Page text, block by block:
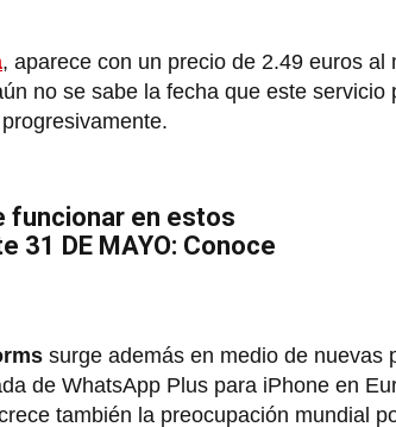
, aparece con un precio de 2.49 euros al
no se sabe la fecha que este servicio
funcionar en estos
31 DE MAYO: Conoce
surge además en medio de nuevas
de WhatsApp Plus para iPhone en
también la preocupación mundial